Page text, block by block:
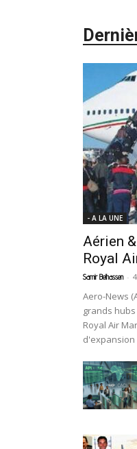
- A LA UNE
Aérien
Royal
Samir Belhassen -
Aero-News
grands
Royal Air